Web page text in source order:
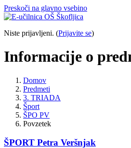
Preskoči na glavno vsebino
Niste prijavljeni. (Prijavite se)
Informacije o
Domov
Predmeti
3. TRIADA
Šport
ŠPO PV
Povzetek
ŠPORT Petra Veršnjak